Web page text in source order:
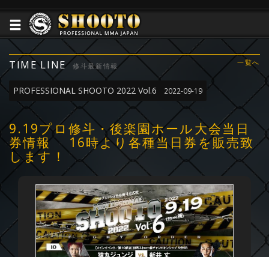
TIME LINE 修斗最新情報 一覧へ
PROFESSIONAL SHOOTO 2022 Vol.6 2022-09-19
9.19プロ修斗・後楽園ホール大会当日
券情報 16時より各種当日券を販売致
します！